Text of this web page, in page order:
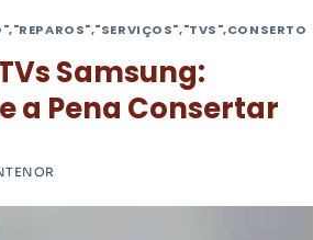
,"REPAROS","SERVIÇOS","TVS",CONSERTO
Samsung:
a Pena Consertar